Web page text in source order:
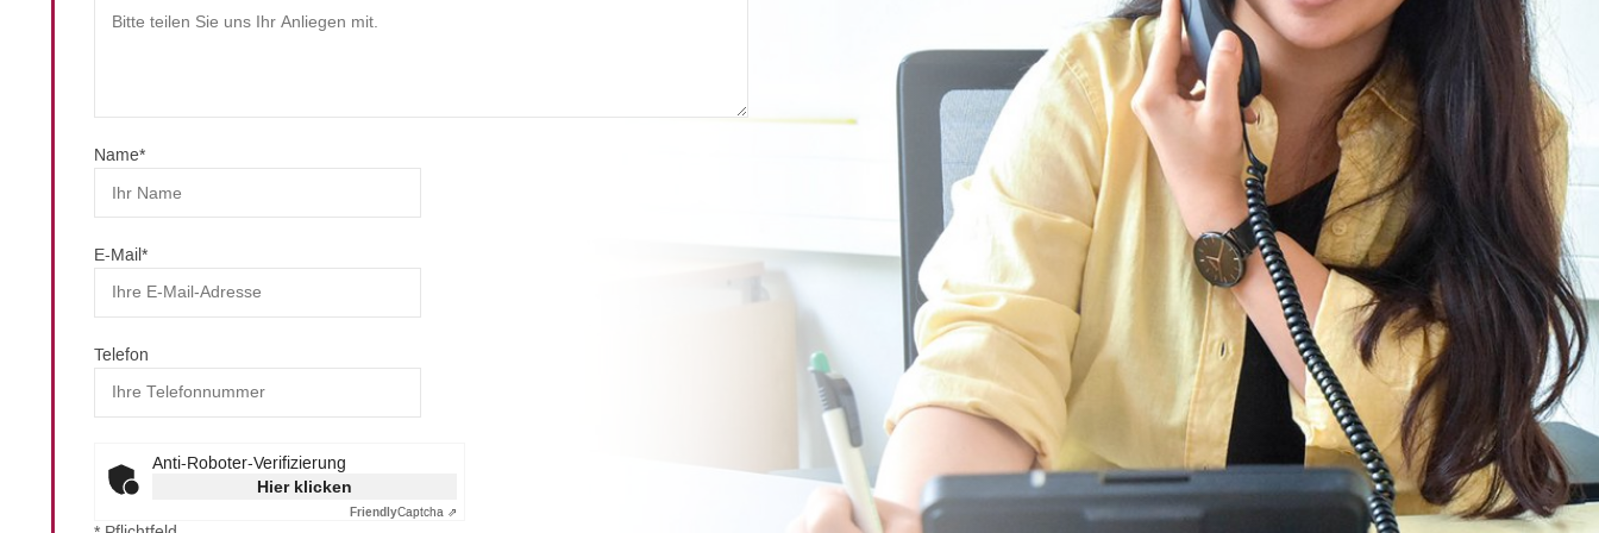
Name*
E-Mail*
Telefon
Anti-Roboter-Verifizierung
Hier klicken
FriendlyCaptcha ⇗